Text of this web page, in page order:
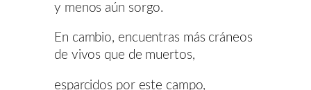
y menos aún sorgo.
En cambio, encuentras más cráneos
de vivos que de muertos,
esparcidos por este campo,